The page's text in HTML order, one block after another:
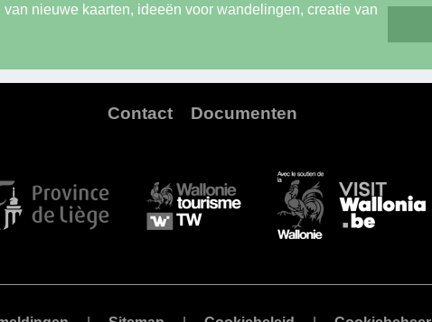
nieuwe kaarten, ideeën voor wandelingen, creatie van
Contact Documenten